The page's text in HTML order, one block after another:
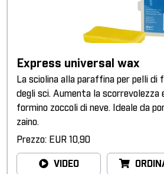
Express universal wax
La sciolina alla paraffina per pelli di
degli sci. Aumenta la scorrevolezza
formino zoccoli di neve. Ideale da
zaino.
Prezzo: EUR 10,90
VIDEO